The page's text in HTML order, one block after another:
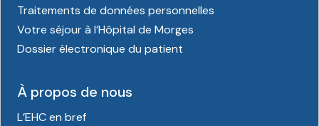
Traitements de données personnelles
Votre séjour à l’Hôpital de Morges
Dossier électronique du patient
À propos de nous
L’EHC en bref